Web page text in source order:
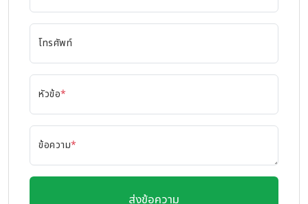
โทรศัพท์
หัวข้อ*
ข้อความ*
ส่งข้อความ